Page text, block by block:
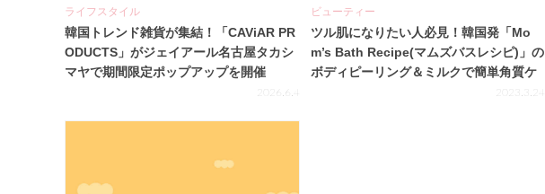
ライフスタイル
韓国トレンド雑貨が集結！「CAViAR PR
ODUCTS」がジェイアール名古屋タカシ
マヤで期間限定ポップアップを開催
2026.6.4
ビューティー
ツル肌になりたい人必見！韓国発「Mo
m’s Bath Recipe(マムズバスレシピ)」の
ボディピーリング＆ミルクで簡単角質ケ
2023.3.24